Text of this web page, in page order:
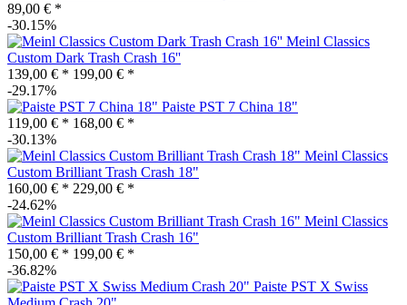
89,00 € *
-30.15%
Meinl Classics
Custom Dark Trash Crash 16''
139,00 € * 199,00 € *
-29.17%
Paiste PST 7 China 18"
119,00 € * 168,00 € *
-30.13%
Meinl Classics
Custom Brilliant Trash Crash 18"
160,00 € * 229,00 € *
-24.62%
Meinl Classics
Custom Brilliant Trash Crash 16"
150,00 € * 199,00 € *
-36.82%
Paiste PST X Swiss